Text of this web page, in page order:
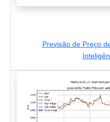
Previsão de Preço